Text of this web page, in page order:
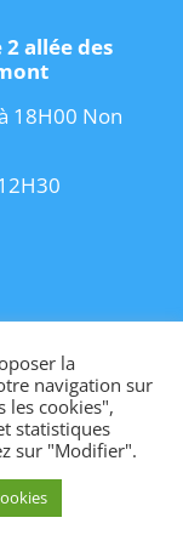
allée des
18H00 Non
de
la
navigation sur
les cookies",
statistiques
sur "Modifier".